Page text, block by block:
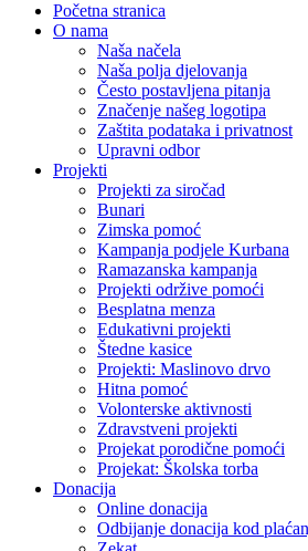
Početna stranica
O nama
Naša načela
Naša polja djelovanja
Često postavljena pitanja
Značenje našeg logotipa
Zaštita podataka i privatnost
Upravni odbor
Projekti
Projekti za siročad
Bunari
Zimska pomoć
Kampanja podjele Kurbana
Ramazanska kampanja
Projekti održive pomoći
Besplatna menza
Edukativni projekti
Štedne kasice
Projekti: Maslinovo drvo
Hitna pomoć
Volonterske aktivnosti
Zdravstveni projekti
Projekat porodične pomoći
Projekat: Školska torba
Donacija
Online donacija
Odbijanje donacija kod